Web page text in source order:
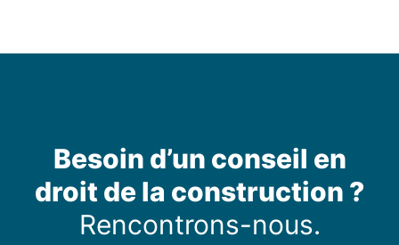
Besoin d’un conseil en
droit de la construction ?
Rencontrons-nous.